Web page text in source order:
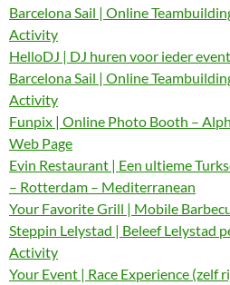
Barcelona Sail | Online
Activity
HelloDJ | DJ huren voor ieder
Barcelona Sail | Online
Activity
Funpix | Online Photo Booth –
Web Page
Evin Restaurant | Een ultieme
– Rotterdam – Mediterranean
Your Favorite Grill | Mobile
Steppin Lelystad | Beleef Lelystad
Activity
Your Event | Race Experience (zelf